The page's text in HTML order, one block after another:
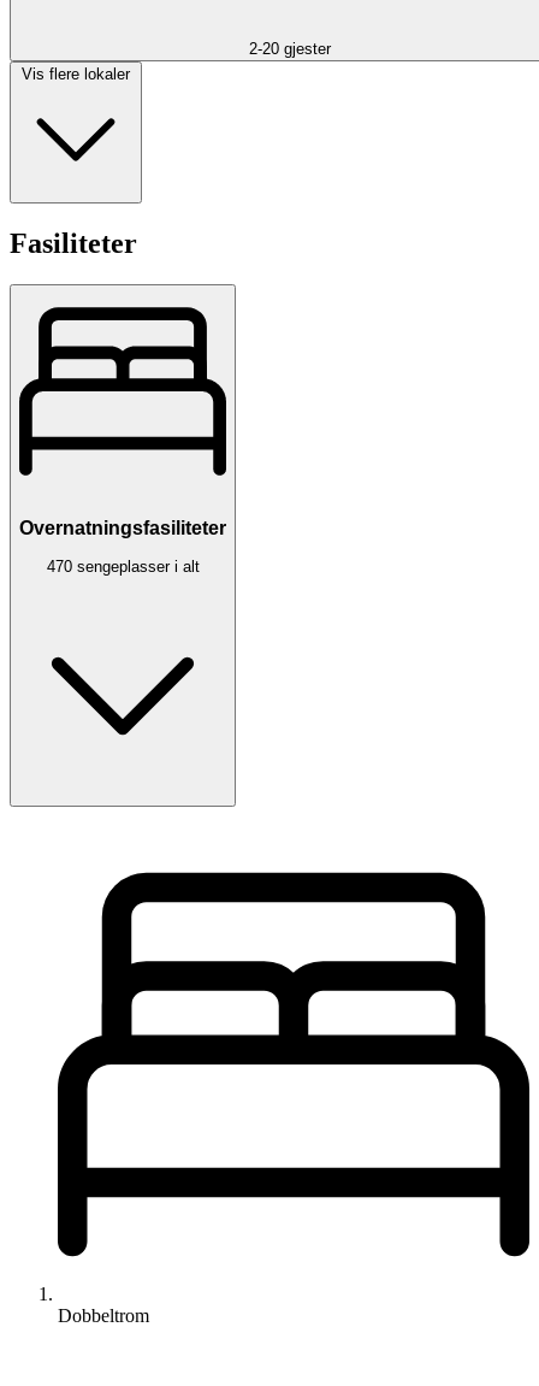
2-20 gjester
Vis flere lokaler
Fasiliteter
Overnatningsfasiliteter
470 sengeplasser i alt
Dobbeltrom